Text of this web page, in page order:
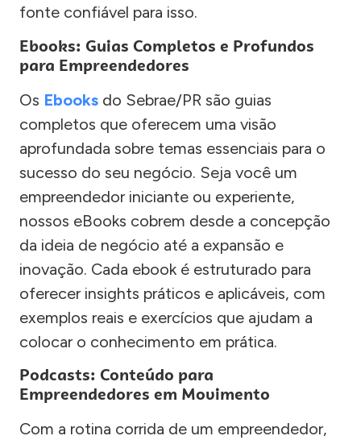
fonte confiável para isso.
Ebooks: Guias Completos e Profundos
para Empreendedores
Os Ebooks do Sebrae/PR são guias
completos que oferecem uma visão
aprofundada sobre temas essenciais para o
sucesso do seu negócio. Seja você um
empreendedor iniciante ou experiente,
nossos eBooks cobrem desde a concepção
da ideia de negócio até a expansão e
inovação. Cada ebook é estruturado para
oferecer insights práticos e aplicáveis, com
exemplos reais e exercícios que ajudam a
colocar o conhecimento em prática.
Podcasts: Conteúdo para
Empreendedores em Movimento
Com a rotina corrida de um empreendedor,